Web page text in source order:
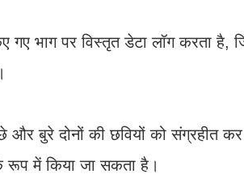
गए भाग पर विस्तृत डेटा लॉग करता
और बुरे दोनों की छवियों को संग्रहीत
रूप में किया जा सकता है।